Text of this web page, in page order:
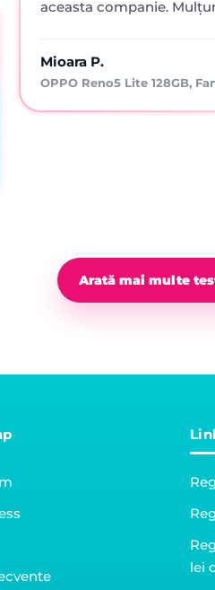
aceasta companie.
Mioara P.
OPPO Reno5 Lite 128GB,
Arată mai multe
lei